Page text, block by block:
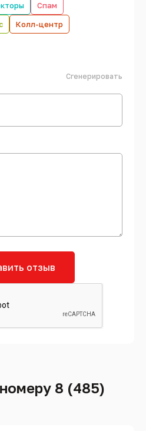
Спам
Колл-центр
Сгенерировать
отзыв
8 (485)